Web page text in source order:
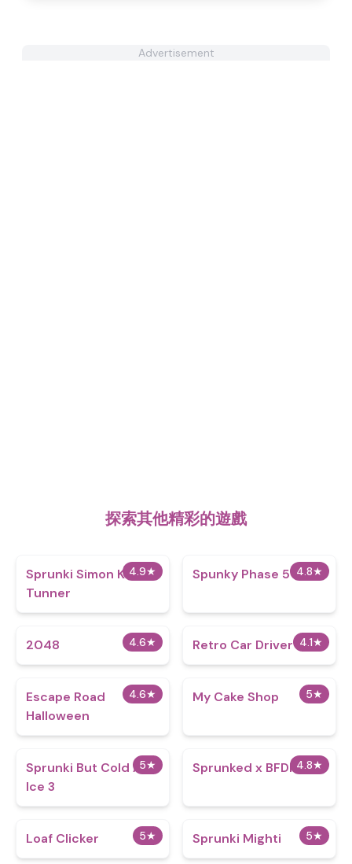
Advertisement
探索其他精彩的遊戲
4.9★
Sprunki Simon Kill
Tunner
4.8★
Spunky Phase 5
4.6★
2048 4.1★
Retro Car Driver
4.6★
Escape Road
Halloween
5★
My Cake Shop
5★
Sprunki But Cold As
Ice 3
4.8★
Sprunked x BFDI
5★
Loaf Clicker 5★
Sprunki Mighti